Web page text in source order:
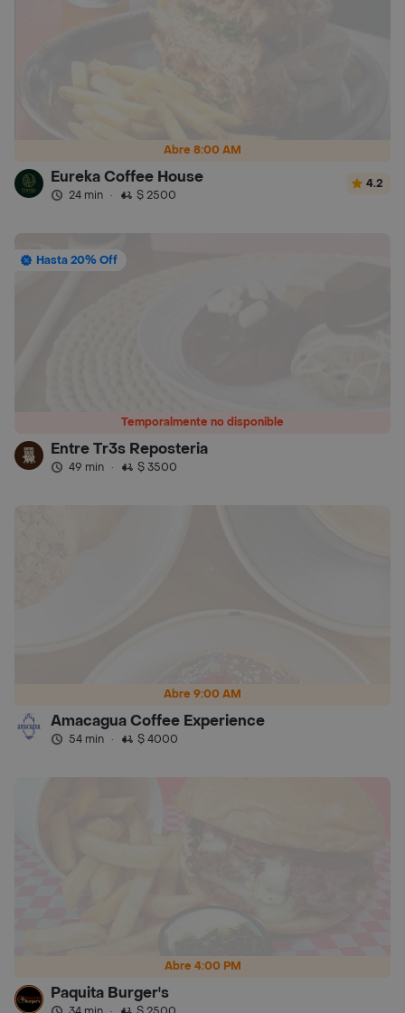
Abre 8:00 AM
Eureka Coffee House
24 min · $ 2500
4.2
Temporalmente no disponible
Hasta 20% Off
Entre Tr3s Reposteria
49 min · $ 3500
Abre 9:00 AM
Amacagua Coffee Experience
54 min · $ 4000
Abre 4:00 PM
Paquita Burger's